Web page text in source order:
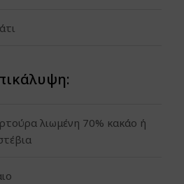
λιωμένη 70% κακάο ή